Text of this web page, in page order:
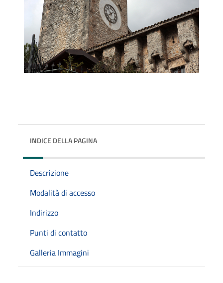
INDICE DELLA PAGINA
Descrizione
Modalità di accesso
Indirizzo
Punti di contatto
Galleria Immagini